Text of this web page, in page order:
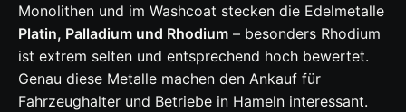
Monolithen und im Washcoat stecken die Edelmetalle
Platin, Palladium und Rhodium – besonders Rhodium
ist extrem selten und entsprechend hoch bewertet.
Genau diese Metalle machen den Ankauf für
Fahrzeughalter und Betriebe in Hameln interessant.